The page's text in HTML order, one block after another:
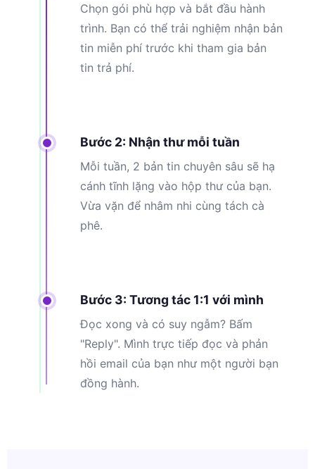
Chọn gói phù hợp và bắt đầu hành
trình. Bạn có thể trải nghiệm nhận bản
tin miễn phí trước khi tham gia bản
tin trả phí.
Bước 2: Nhận thư mỗi tuần
Mỗi tuần, 2 bản tin chuyên sâu sẽ hạ
cánh tĩnh lặng vào hộp thư của bạn.
Vừa vặn để nhâm nhi cùng tách cà
phê.
Bước 3: Tương tác 1:1 với mình
Đọc xong và có suy ngẫm? Bấm
"Reply". Mình trực tiếp đọc và phản
hồi email của bạn như một người bạn
đồng hành.